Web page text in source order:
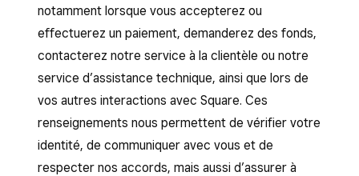
notamment lorsque vous accepterez ou
effectuerez un paiement, demanderez des fonds,
contacterez notre service à la clientèle ou notre
service d’assistance technique, ainsi que lors de
vos autres interactions avec Square. Ces
renseignements nous permettent de vérifier votre
identité, de communiquer avec vous et de
respecter nos accords, mais aussi d’assurer à